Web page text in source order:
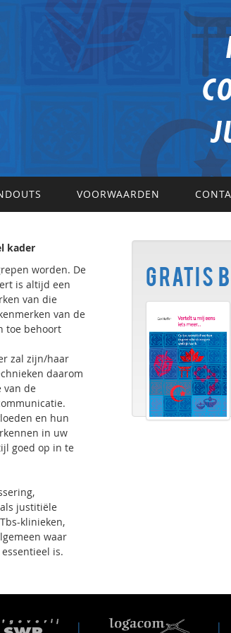
VOORWAARDEN
kader
worden. De
is altijd een
van die
van de
toe behoort
zal zijn/haar
daarom
van de
en hun
in uw
goed op in te
justitiële
klinieken,
waar
is.
Gratis
| |